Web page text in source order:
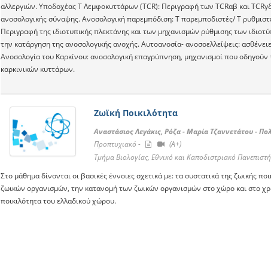
αλλεργιών. Yποδοχέας T Λεμφοκυττάρων (TCR): Περιγραφή των TCRαβ και
ανοσολογικής σύναψης. Ανοσολογική παρεμπόδιση: T παρεμποδιστές/ Τ
Περιγραφή της ιδιοτυπικής πλεκτάνης και των μηχανισμών ρύθμισης των
την κατάργηση της ανοσολογικής ανοχής. Aυτοανοσία- ανοσοελλείψεις:
Ανοσολογία του Kαρκίνου: ανοσολογική επαγρύπνηση, μηχανισμοί που
καρκινικών κυττάρων.
Ζωϊκή Ποικιλότητα
Αναστάσιος Λεγάκις, Ρόζα - Μαρία Τζαννετάτου -
Προπτυχιακό -
(A+)
Τμήμα Βιολογίας, Εθνικό και Καποδιστριακό
Στο μάθημα δίνονται οι βασικές έννοιες σχετικά με: τα συστατικά της ζωικής
ζωικών οργανισμών, την κατανομή των ζωικών οργανισμών στο χώρο και στο
ποικιλότητα του ελλαδικού χώρου.